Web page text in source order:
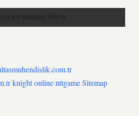
knight onlinenttgameSitemap